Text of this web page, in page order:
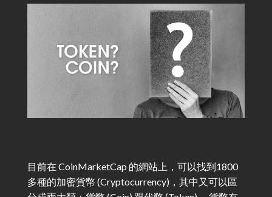
目前在 CoinMarketCap 的網站上，可以找到1800
多種的加密貨幣 (Cryptocurrency)，其中又可以區